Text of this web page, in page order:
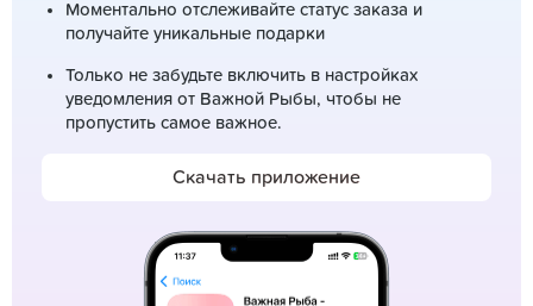
Моментально отслеживайте статус заказа и
получайте уникальные подарки
Только не забудьте включить в настройках
уведомления от Важной Рыбы, чтобы не
пропустить самое важное.
Скачать приложение